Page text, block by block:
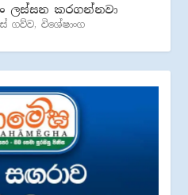
ලස්සන කරගන්නවා
ගව්ව,විශේෂාංග